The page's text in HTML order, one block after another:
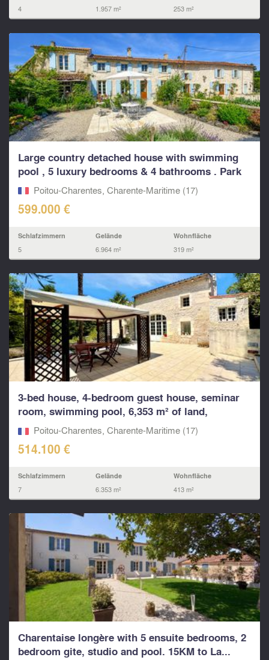
4 1.957 m² 253 m²
Large country detached house with swimming
pool , 5 luxury bedrooms & 4 bathrooms . Park
gardens...
Poitou-Charentes, Charente-Maritime (17)
599.000 €
Schlafzimmern
5
Gelände
6.964 m²
Wohnfläche
319 m²
3-bed house, 4-bedroom guest house, seminar
room, swimming pool, 6,353 m² of land,
between...
Poitou-Charentes, Charente-Maritime (17)
514.100 €
Schlafzimmern
7
Gelände
6.353 m²
Wohnfläche
413 m²
Charentaise longère with 5 ensuite bedrooms, 2
bedroom gite, studio and pool. 15KM to La...